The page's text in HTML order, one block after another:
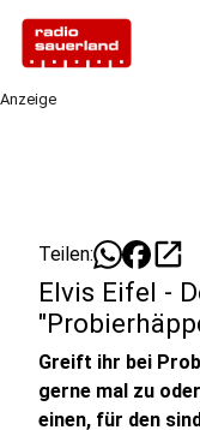
Anzeige
Teilen: open_in_new
Elvis Eifel -
Greift ihr bei
gerne mal zu
einen, für den